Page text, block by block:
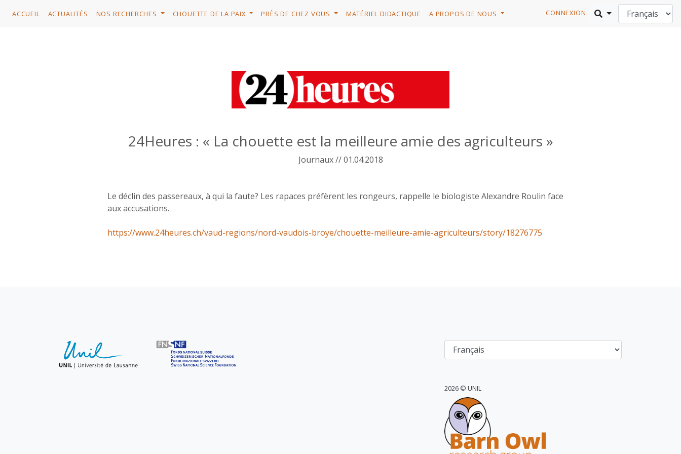
ACCUEIL ACTUALITÉS NOS RECHERCHES CHOUETTE DE LA PAIX PRÈS DE CHEZ VOUS MATÉRIEL DIDACTIQUE A PROPOS DE NOUS CONNEXION
24Heures : « La chouette est la meilleure amie des agriculteurs »
Journaux // 01.04.2018
Le déclin des passereaux, à qui la faute? Les rapaces préfèrent les rongeurs, rappelle le biologiste Alexandre Roulin face
aux accusations.
https://www.24heures.ch/vaud-regions/nord-vaudois-broye/chouette-meilleure-amie-agriculteurs/story/18276775
2026 © UNIL